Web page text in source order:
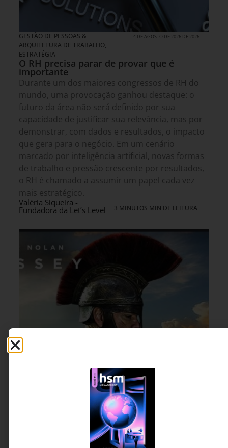
GESTÃO DE PESSOAS &
ARQUITETURA DE TRABALHO,
ESTRATÉGIA
4 DE AGOSTO DE 2026 DE 2026
O RH precisa parar de provar que é
importante
Durante um dos maiores congressos de RH do
mundo, uma provocação ganhou destaque: o
futuro da área não será definido por sua
capacidade de justificar sua relevância, mas por
demonstrar, com dados e resultados, o impacto
que gera para o negócio. Em um cenário
marcado por inteligência artificial, novas formas
de trabalho e pressão crescente por resultados,
o RH é chamado a assumir um papel cada vez
mais estratégico.
Valéria Siqueira -
Fundadora da Let’s Level 3 MINUTOS MIN DE LEITURA